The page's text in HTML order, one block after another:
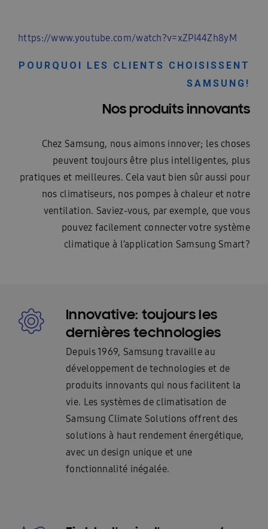
https://www.youtube.com/watch?v=xZPI44Zh8yM
POURQUOI LES CLIENTS CHOISISSENT
SAMSUNG!
Nos produits innovants
Chez Samsung, nous aimons innover; les choses
peuvent toujours être plus intelligentes, plus
pratiques et meilleures. Cela vaut bien sûr aussi pour
nos climatiseurs, nos pompes à chaleur et notre
ventilation. Saviez-vous, par exemple, que vous
pouvez facilement connecter votre système
climatique à l’application Samsung Smart?
Innovative: toujours les
dernières technologies
Depuis 1969, Samsung travaille au
développement de technologies et de
produits innovants qui nous facilitent la
vie. Les systèmes de climatisation de
Samsung Climate Solutions offrent des
solutions à haut rendement énergétique,
avec un design unique et une
fonctionnalité inégalée.